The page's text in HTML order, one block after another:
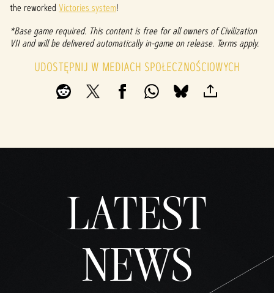
ąc
przyci
„Play”
polity
the reworked Victories system!
*Base game required. This content is free for all owners of Civilization
VII and will be delivered automatically in-game on release. Terms apply.
UDOSTĘPNIJ W MEDIACH SPOŁECZNOŚCIOWYCH
LATEST
NEWS